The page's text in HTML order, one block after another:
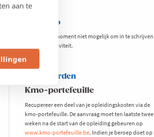
aan te
Extra info
Het is op dit moment niet mogelijk om in te schrijven
voor deze activiteit.
Voorwaarden
Kmo-portefeuille
Recupereer een deel van je opleidingskosten via de
kmo-portefeuille. De aanvraag moet ten laatste twee
weken na de start van de opleiding gebeuren op
www.kmo-portefeuille.be. Indien je beroep doet op